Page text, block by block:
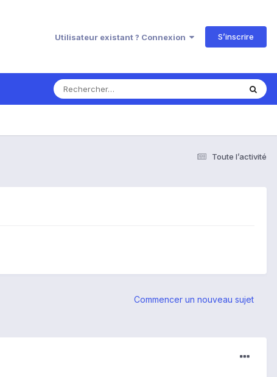
Utilisateur existant ? Connexion S’inscrire
Toute l’activité
Commencer un nouveau sujet